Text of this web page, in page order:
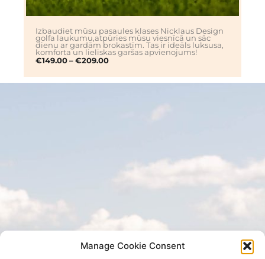
Manage Cookie Consent
Izbaudiet mūsu pasaules klases Nicklaus Design
golfa laukumu,atpūries mūsu viesnīcā un sāc
dienu ar gardām brokastīm. Tas ir ideāls luksusa,
komforta un lieliskas garšas apvienojums!
€149.00 – €209.00